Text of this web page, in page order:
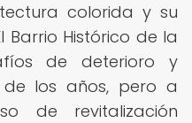
colorida y su
Barrio Histórico de la
de deterioro y
los años, pero a
de revitalización